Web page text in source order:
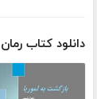
دانلود کتاب